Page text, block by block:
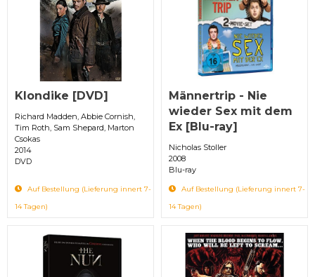
Klondike [DVD]
Richard Madden, Abbie Cornish,
Tim Roth, Sam Shepard, Marton
Csokas
2014
DVD
Auf Bestellung (Lieferung innert 7-
14 Tagen)
Männertrip - Nie
wieder Sex mit dem
Ex [Blu-ray]
Nicholas Stoller
2008
Blu-ray
Auf Bestellung (Lieferung innert 7-
14 Tagen)